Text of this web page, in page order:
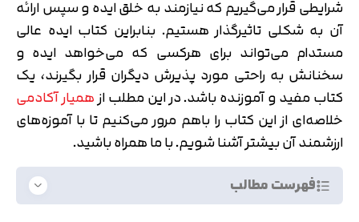
شرایطی قرار می‌گیریم که نیازمند به خلق ایده و سپس ارائه
آن به شکلی تاثیرگذار هستیم. بنابراین کتاب ایده عالی
مستدام می‌تواند برای هرکسی که می‌خواهد ایده و
سخنانش به راحتی مورد پذیرش دیگران قرار بگیرند، یک
کتاب مفید و آموزنده باشد. در این مطلب ازهمیار آکادمی
خلاصه‌ای از این کتاب را باهم مرور می‌کنیم تا با آموزه‌های
ارزشمند آن بیشتر آشنا شویم. با ما همراه باشید.
فهرست مطالب